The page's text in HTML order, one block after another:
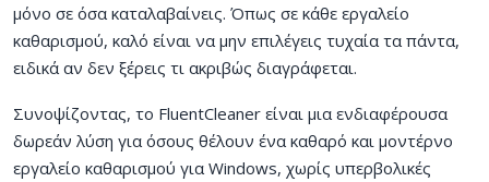
μόνο σε όσα καταλαβαίνεις. Όπως σε κάθε εργαλείο
καθαρισμού, καλό είναι να μην επιλέγεις τυχαία τα πάντα,
ειδικά αν δεν ξέρεις τι ακριβώς διαγράφεται.
Συνοψίζοντας, το FluentCleaner είναι μια ενδιαφέρουσα
δωρεάν λύση για όσους θέλουν ένα καθαρό και μοντέρνο
εργαλείο καθαρισμού για Windows, χωρίς υπερβολικές